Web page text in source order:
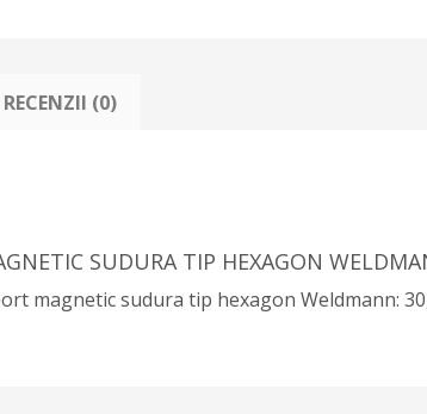
RECENZII (0)
SUDURA TIP HEXAGON
magnetic sudura tip hexagon Weldmann: